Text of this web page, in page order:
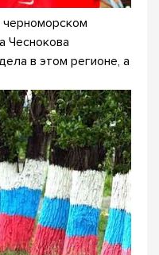
черноморском
Чеснокова
в этом регионе, а